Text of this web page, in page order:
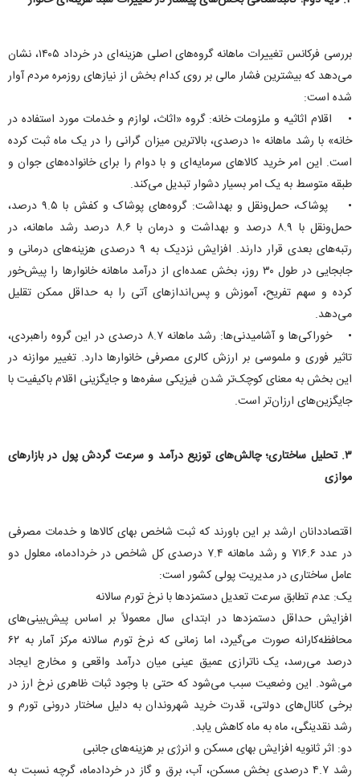
بررسی فرکانس تغییرات ماهانه گروه‌های اصلی هزینه‌ای در خرداد ۱۴۰۵، نشان
می‌دهد که بیشترین فشار مالی بر روی کدام بخش از نیاز‌های روزمره مردم آوار
شده است:
• اقلام اثاثیه و ملزومات خانه: گروه «اثاث، لوازم و خدمات مورد استفاده در
خانه» با رشد ماهانه ۱۰ درصدی، بالاترین میزان گرانی را در یک ماه ثبت کرده
است. این امر خرید کالا‌های سرمایه‌ای و با دوام را برای خانواده‌های جوان و
طبقه متوسط به یک امر بسیار دشوار تبدیل می‌کند.
• پوشاک، حمل‌ونقل و بهداشت: گروه‌های پوشاک و کفش با ۹.۵ درصد،
حمل‌ونقل با ۸.۹ درصد و بهداشت و درمان با ۸.۶ درصد رشد ماهانه، در
رتبه‌های بعدی قرار دارند. افزایش نزدیک به ۹ درصدی هزینه‌های درمانی و
جابجایی در طول ۳۰ روز، بخش عمده‌ای از درآمد ماهانه خانوار‌ها را پیش‌خور
کرده و سهم تفریح، آموزش و پس‌انداز‌های آتی را به حداقل ممکن تقلیل
می‌دهد.
• خوراکی‌ها و آشامیدنی‌ها: رشد ماهانه ۸.۷ درصدی در این گروه راهبردی،
تاثیر فوری و ملموسی بر ارزش کالری مصرفی خانوار‌ها دارد. تغییر موازنه در
این بخش به معنای کوچک‌تر شدن فیزیکی سفره‌ها و جایگزینی اقلام باکیفیت با
جایگزین‌های ارزان‌تر است.
۳. تحلیل ساختاری؛ چالش‌های توزیع درآمد و سرعت گردش پول در بازار‌های
موازی
اقتصاددانان ارشد بر این باورند که ثبت شاخص بهای کالا‌ها و خدمات مصرفی
در عدد ۷۱۶.۶ و رشد ماهانه ۷.۴ درصدی کل شاخص در خردادماه، معلول دو
عامل ساختاری در مدیریت پولی کشور است:
یک: عدم تطابق سرعت تعدیل دستمزد‌ها با نرخ تورم سالانه
افزایش حداقل دستمزد‌ها در ابتدای سال معمولاً بر اساس پیش‌بینی‌های
محافظه‌کارانه صورت می‌گیرد، اما زمانی که نرخ تورم سالانه مرکز آمار به ۶۲
درصد می‌رسد، یک ناترازی عمیق عینی میان درآمد واقعی و مخارج ایجاد
می‌شود. این وضعیت سبب می‌شود که حتی با وجود ثبات ظاهری نرخ ارز در
برخی کانال‌های دولتی، قدرت خرید شهروندان به دلیل ساختار درونی تورم و
رشد نقدینگی، ماه به ماه کاهش یابد.
دو: اثر ثانویه افزایش بهای مسکن و انرژی بر هزینه‌های جانبی
رشد ۴.۷ درصدی بخش مسکن، آب، برق و گاز در خردادماه، گرچه نسبت به